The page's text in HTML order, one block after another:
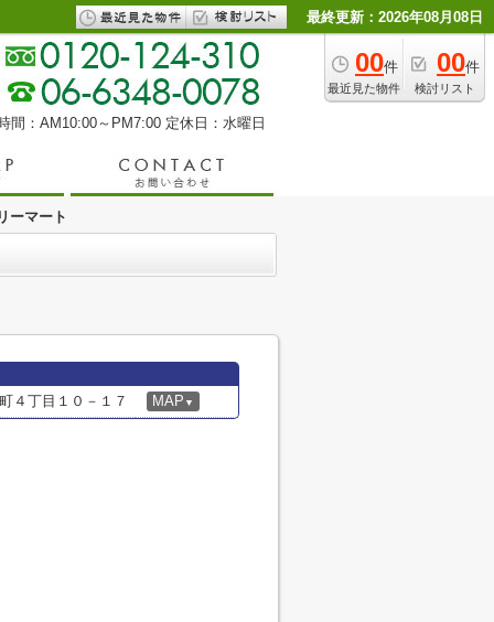
最終更新：2026年08月08日
00件
最近見た物件
00件
検討リスト
間：AM10:00～PM7:00 定休日：水曜日
ーマート
４丁目１０－１７ MAP ▼